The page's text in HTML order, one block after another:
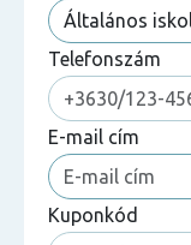
Telefonszám
E-mail cím
Kuponkód